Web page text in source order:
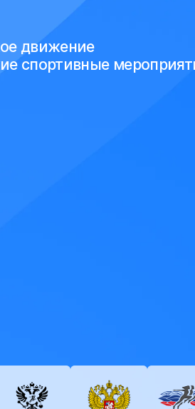
движение
спортивные